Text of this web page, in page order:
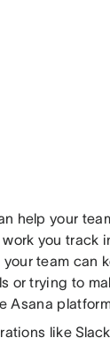
help your
you track
team can
or trying to
Asana
likeSlack